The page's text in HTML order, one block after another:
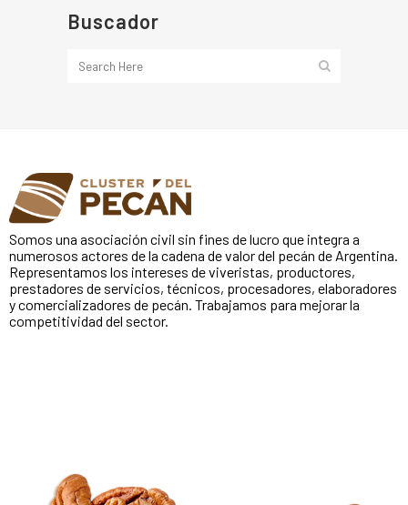
Buscador
Somos una asociación civil sin fines de lucro que integra a
numerosos actores de la cadena de valor del pecán de Argentina.
Representamos los intereses de viveristas, productores,
prestadores de servicios, técnicos, procesadores, elaboradores
y comercializadores de pecán. Trabajamos para mejorar la
competitividad del sector.